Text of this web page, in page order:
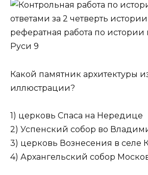
Какой памятник архитектуры
иллюстрации?
1) церковь Спаса на Нередице
2) Успенский собор во
3) церковь Вознесения в селе
4) Архангельский собор